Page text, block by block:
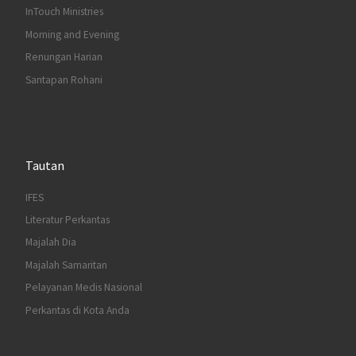
InTouch Ministries
Morning and Evening
Renungan Harian
Santapan Rohani
Tautan
IFES
Literatur Perkantas
Majalah Dia
Majalah Samaritan
Pelayanan Medis Nasional
Perkantas di Kota Anda